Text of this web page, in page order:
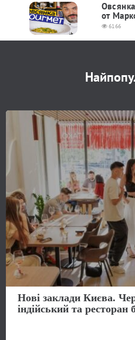
от
6166
Нові заклади Києва.
індійський та ресторан